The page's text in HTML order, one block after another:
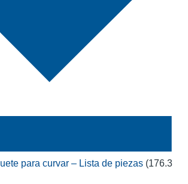
para curvar – Lista de piezas (176.3